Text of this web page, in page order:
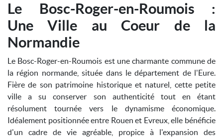
Le Bosc-Roger-en-Roumois :
Une Ville au Coeur de la
Normandie
Le Bosc-Roger-en-Roumois est une charmante commune de
la région normande, située dans le département de l'Eure.
Fière de son patrimoine historique et naturel, cette petite
ville a su conserver son authenticité tout en étant
résolument tournée vers le dynamisme économique.
Idéalement positionnée entre Rouen et Evreux, elle bénéficie
d'un cadre de vie agréable, propice à l'expansion des